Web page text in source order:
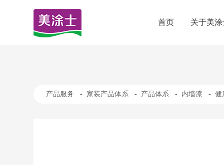
首页 关于美涂
产品服务 -家装产品体系 - 产品体系 - 内墙漆 -健